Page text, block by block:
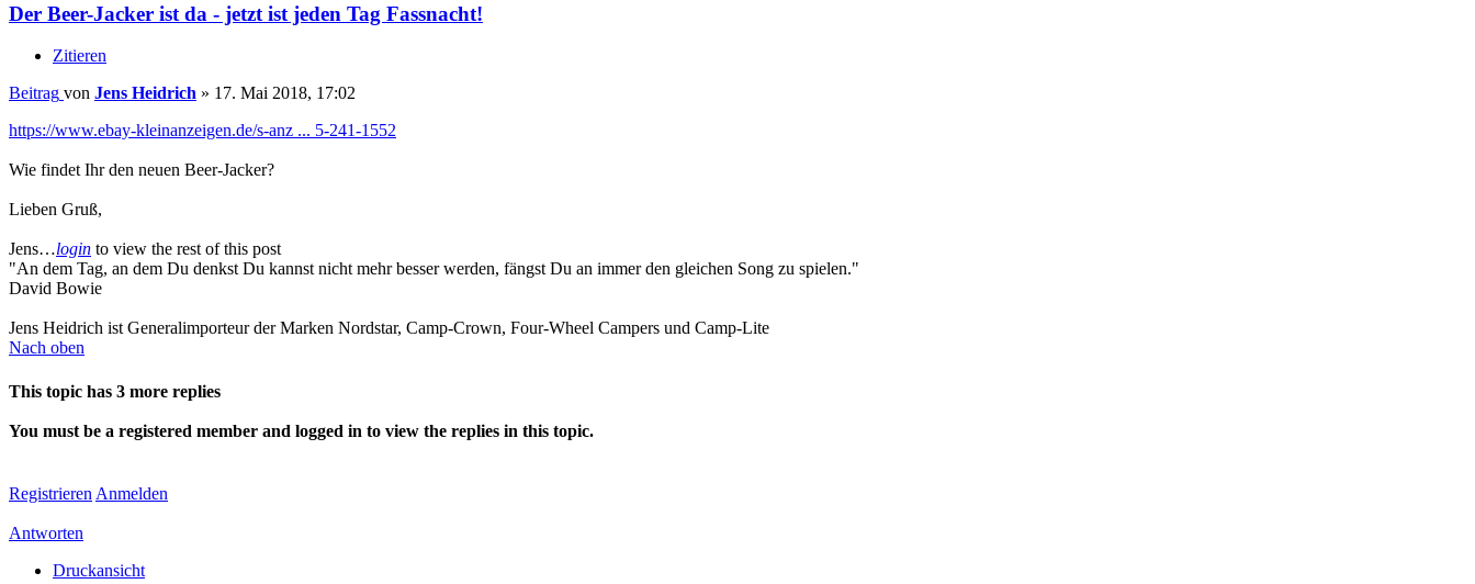
Der Beer-Jacker ist da - jetzt ist jeden Tag Fassnacht!
Zitieren
Beitrag von Jens Heidrich » 17. Mai 2018, 17:02
https://www.ebay-kleinanzeigen.de/s-anz ... 5-241-1552
Wie findet Ihr den neuen Beer-Jacker?
Lieben Gruß,
Jens…login to view the rest of this post
"An dem Tag, an dem Du denkst Du kannst nicht mehr besser werden, fängst Du an immer den gleichen Song zu spielen."
David Bowie
Jens Heidrich ist Generalimporteur der Marken Nordstar, Camp-Crown, Four-Wheel Campers und Camp-Lite
Nach oben
This topic has 3 more replies
You must be a registered member and logged in to view the replies in this topic.
Registrieren Anmelden
Antworten
Druckansicht